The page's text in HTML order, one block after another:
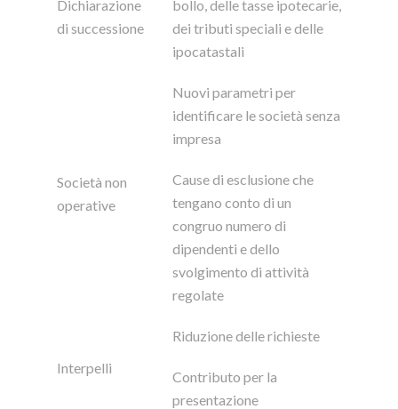
Dichiarazione
di successione
bollo, delle tasse ipotecarie,
dei tributi speciali e delle
ipocatastali
Società non
operative
Nuovi parametri per
identificare le società senza
impresa
Cause di esclusione che
tengano conto di un
congruo numero di
dipendenti e dello
svolgimento di attività
regolate
Interpelli
Riduzione delle richieste
Contributo per la
presentazione